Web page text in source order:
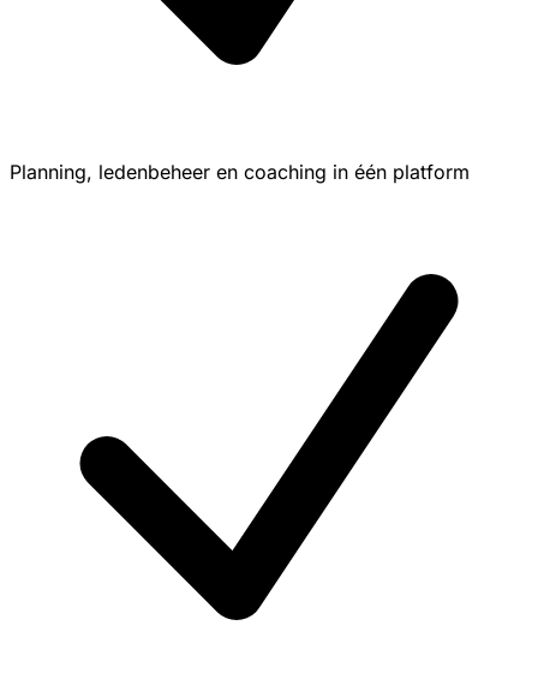
Planning, ledenbeheer en coaching in één platform